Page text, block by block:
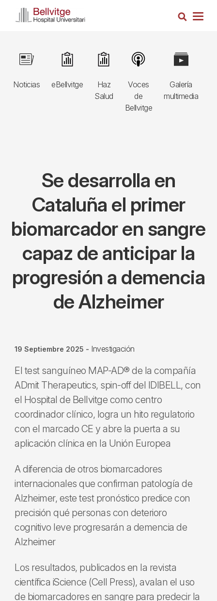
Busca
Navegació
principal
3r
Noticias
Image
eBellvitge
Image
Haz
Salud
Image
Voces
de
Bellvitge
Image
Galería
multimedia
Image
Se desarrolla en
Cataluña el primer
biomarcador en sangre
capaz de anticipar la
progresión a demencia
de Alzheimer
19 Septiembre 2025 - Investigación
El test sanguíneo MAP-AD® de la compañía
ADmit Therapeutics, spin-off del IDIBELL, con
el Hospital de Bellvitge como centro
coordinador clínico, logra un hito regulatorio
con el marcado CE y abre la puerta a su
aplicación clínica en la Unión Europea
A diferencia de otros biomarcadores
internacionales que confirman patología de
Alzheimer, este test pronóstico predice con
precisión qué personas con deterioro
cognitivo leve progresarán a demencia de
Alzheimer
Los resultados, publicados en la revista
científica iScience (Cell Press), avalan el uso
de biomarcadores en sangre para predecir la